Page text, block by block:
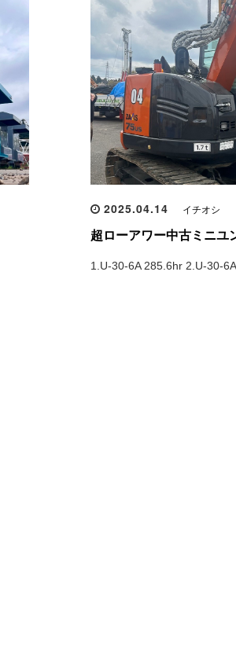
2025.04.14 イチオシ
超ローアワー中古ミニユ
1.U-30-6A 285.6hr 2.U-30-